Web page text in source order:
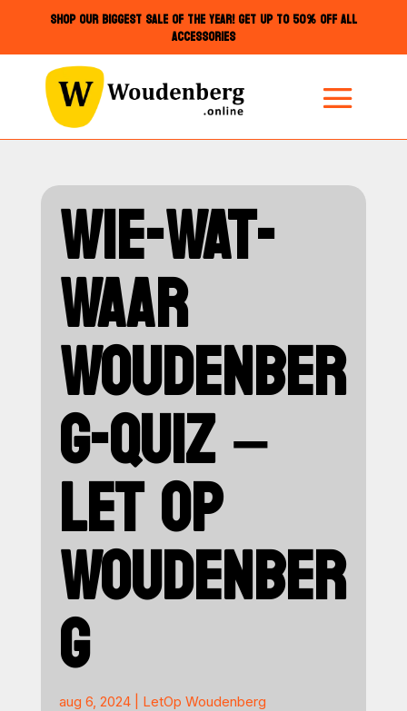
SHOP OUR BIGGEST SALE OF THE YEAR! GET UP TO 50% OFF ALL
ACCESSORIES
WIE-WAT-
WAAR
WOUDENBER
G-QUIZ –
LET OP
WOUDENBER
G
aug 6, 2024| LetOp Woudenberg